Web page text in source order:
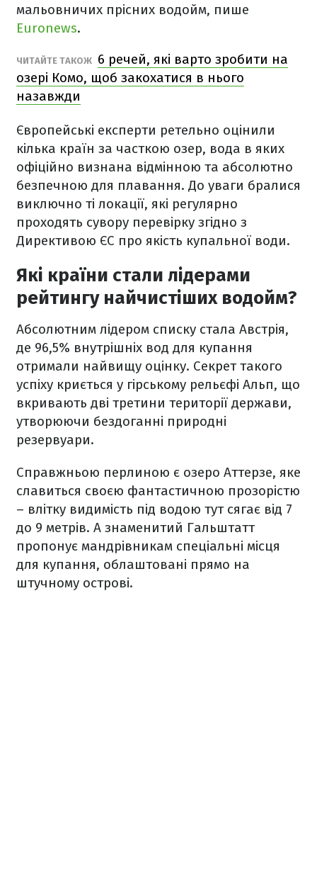
мальовничих прісних водойм, пише
Euronews.
ЧИТАЙТЕ ТАКОЖ 6 речей, які варто зробити на
озері Комо, щоб закохатися в нього
назавжди
Європейські експерти ретельно оцінили
кілька країн за часткою озер, вода в яких
офіційно визнана відмінною та абсолютно
безпечною для плавання. До уваги бралися
виключно ті локації, які регулярно
проходять сувору перевірку згідно з
Директивою ЄС про якість купальної води.
Які країни стали лідерами
рейтингу найчистіших водойм?
Абсолютним лідером списку стала Австрія,
де 96,5% внутрішніх вод для купання
отримали найвищу оцінку. Секрет такого
успіху криється у гірському рельєфі Альп, що
вкривають дві третини території держави,
утворюючи бездоганні природні
резервуари.
Справжньою перлиною є озеро Аттерзе, яке
славиться своєю фантастичною прозорістю
– влітку видимість під водою тут сягає від 7
до 9 метрів. А знаменитий Гальштатт
пропонує мандрівникам спеціальні місця
для купання, облаштовані прямо на
штучному острові.